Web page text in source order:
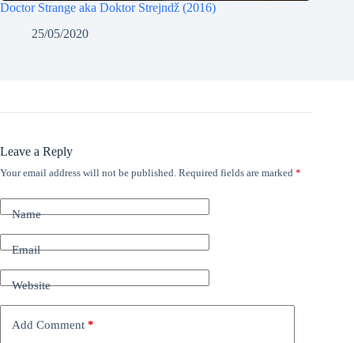
Doctor Strange aka Doktor Strejndž (2016)
25/05/2020
Leave a Reply
Your email address will not be published. Required fields are marked *
Name
Email
Website
Add Comment *